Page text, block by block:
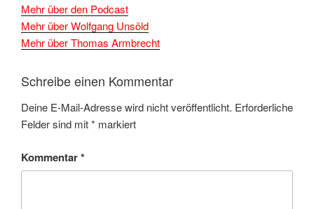
Mehr über den Podcast
Mehr über Wolfgang Unsöld
Mehr über Thomas Armbrecht
Schreibe einen Kommentar
Deine E-Mail-Adresse wird nicht veröffentlicht. Erforderliche
Felder sind mit* markiert
Kommentar*